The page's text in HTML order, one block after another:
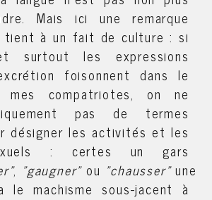
Mais ici une remarque
tient à un fait de culture : si
surtout les expressions
foisonnent dans le
mes compatriotes, on ne
pas de termes
désigner les activités et les
: certes un gars
, "gaugner"ou "chausser"une
machisme sous-jacent à